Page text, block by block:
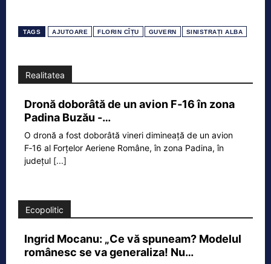
TAGS AJUTOARE FLORIN CÎȚU GUVERN SINISTRAȚI ALBA
Realitatea
Dronă doborâtă de un avion F‑16 în zona
Padina Buzău -…
O dronă a fost doborâtă vineri dimineață de un avion
F‑16 al Forțelor Aeriene Române, în zona Padina, în
județul [...]
Ecopolitic
Ingrid Mocanu: „Ce vă spuneam? Modelul
românesc se va generaliza! Nu…